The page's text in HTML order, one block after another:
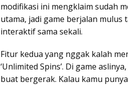
modifikasi ini mengklaim sudah
utama, jadi game berjalan
interaktif sama sekali.
Fitur kedua yang nggak kalah
‘Unlimited Spins’. Di game
buat bergerak. Kalau kamu